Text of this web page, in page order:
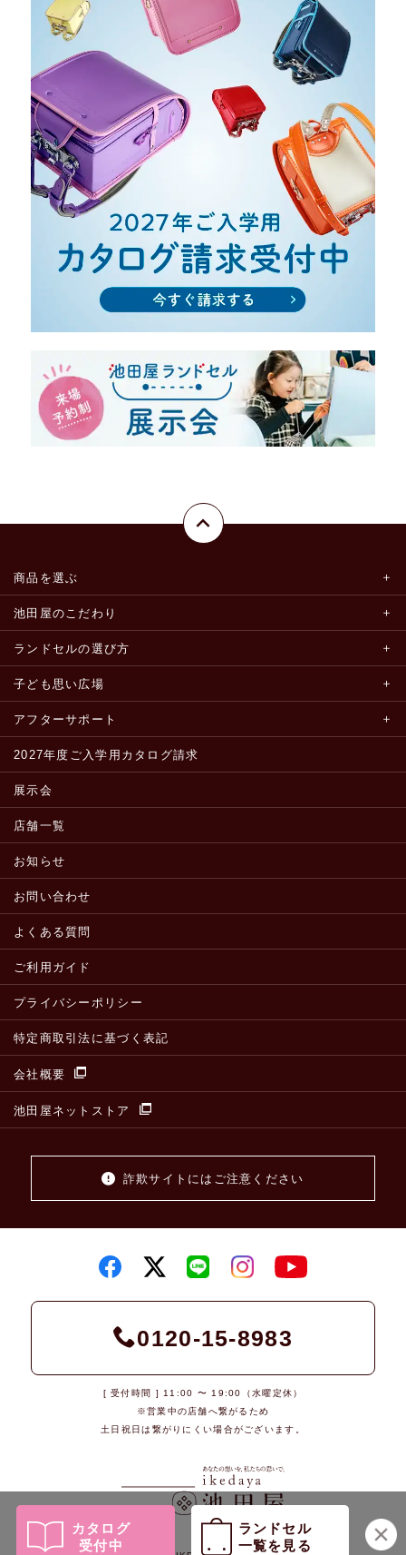
カタログ
受付中
ランドセル
一覧を見る
商品を選ぶ
池田屋のこだわり
ランドセルの選び方
子ども思い広場
アフターサポート
2027年度ご入学用カタログ請求
展示会
店舗一覧
お知らせ
お問い合わせ
よくある質問
ご利用ガイド
プライバシーポリシー
特定商取引法に基づく表記
会社概要
池田屋ネットストア
詐欺サイトにはご注意ください
0120-15-8983
[ 受付時間 ] 11:00 〜 19:00（水曜定休）
※営業中の店舗へ繋がるため
土日祝日は繋がりにくい場合がございます。